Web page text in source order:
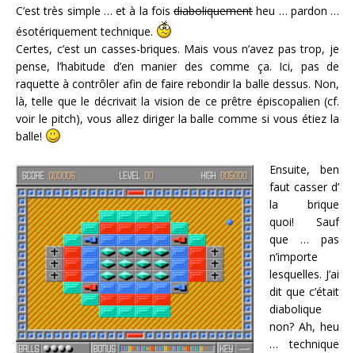
C’est très simple … et à la fois diaboliquement heu … pardon …
ésotériquement technique.
Certes, c’est un casses-briques. Mais vous n’avez pas trop, je
pense, l’habitude d’en manier des comme ça. Ici, pas de
raquette à contrôler afin de faire rebondir la balle dessus. Non,
là, telle que le décrivait la vision de ce prêtre épiscopalien (cf.
voir le pitch), vous allez diriger la balle comme si vous étiez la
balle!
Ensuite, ben
faut casser d’
la brique
quoi! Sauf
que … pas
n’importe
lesquelles. J’ai
dit que c’était
diabolique
non? Ah, heu
… technique